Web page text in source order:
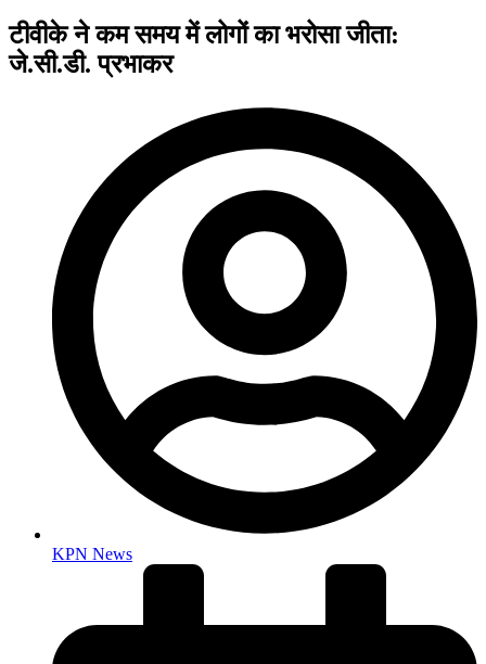
टीवीके ने कम समय में लोगों का भरोसा जीता:
जे.सी.डी. प्रभाकर
KPN News